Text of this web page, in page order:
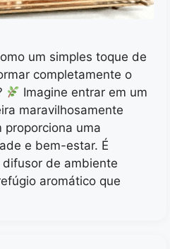
um simples toque de
completamente o
Imagine entrar em um
maravilhosamente
proporciona uma
e bem-estar. É
de ambiente
aromático que